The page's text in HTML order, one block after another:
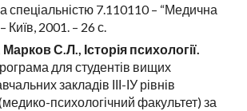
спеціальністю 7.110110 – “Медична
Київ, 2001. – 26 с.
С.Л., Історія психології.
для студентів вищих
закладів ІІІ-ІУ рівнів
психологічний факультет) за